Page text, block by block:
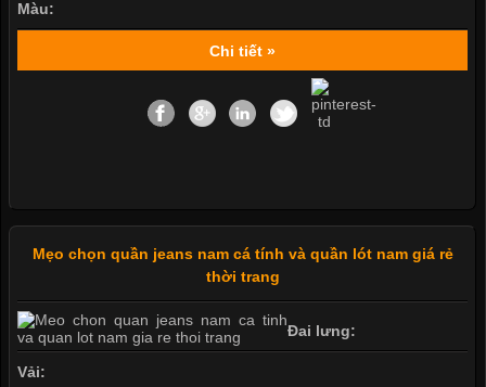
Màu:
Chi tiết »
Mẹo chọn quần jeans nam cá tính và quần lót nam giá rẻ
thời trang
Đai lưng:
Vải: